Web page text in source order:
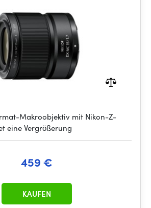
Makroobjektiv mit Nikon-Z-
eine Vergrößerung
459 €
KAUFEN